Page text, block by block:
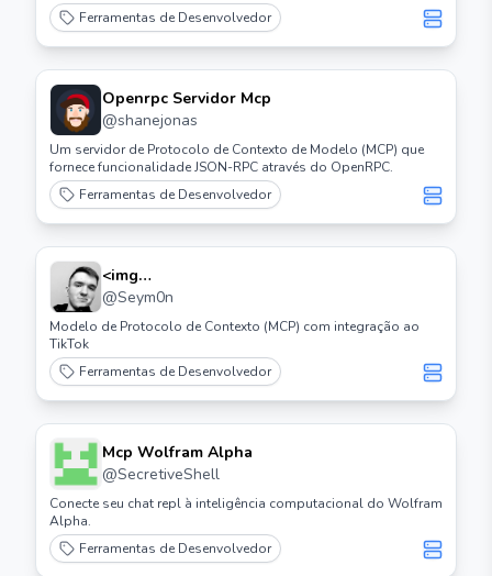
Ferramentas de Desenvolvedor
Openrpc Servidor Mcp
@shanejonas
Um servidor de Protocolo de Contexto de Modelo (MCP) que
fornece funcionalidade JSON-RPC através do OpenRPC.
Ferramentas de Desenvolvedor
<img
Src="https://cdn.worldvectorlogo.com/logos/tiktok
Icon 2.svg" Height="32"> Tiktok Mcp
@Seym0n
Modelo de Protocolo de Contexto (MCP) com integração ao
TikTok
Ferramentas de Desenvolvedor
Mcp Wolfram Alpha
@SecretiveShell
Conecte seu chat repl à inteligência computacional do Wolfram
Alpha.
Ferramentas de Desenvolvedor